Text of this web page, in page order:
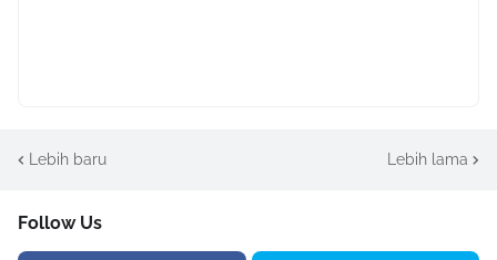
Lebih baru Lebih lama
Follow Us